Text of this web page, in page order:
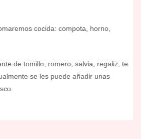
cocida: compota, horno,
de tomillo, romero, salvia, regaliz, te
se les puede añadir unas